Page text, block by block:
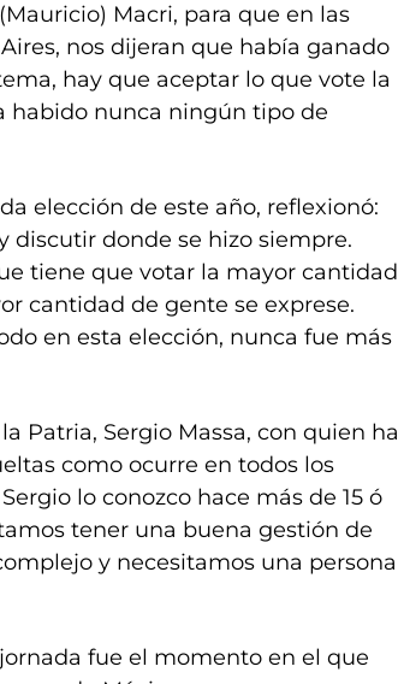
Macri, para que en las
nos dijeran que había ganado
hay que aceptar lo que vote la
habido nunca ningún tipo de
elección de este año, reflexionó:
discutir donde se hizo siempre.
tiene que votar la mayor cantidad
cantidad de gente se exprese.
en esta elección, nunca fue más
Patria, Sergio Massa, con quien ha
como ocurre en todos los
lo conozco hace más de 15 ó
tener una buena gestión de
y necesitamos una persona
fue el momento en el que